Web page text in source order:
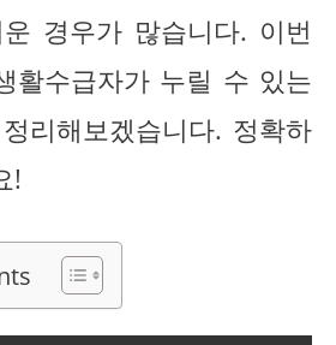
경우가 많습니다. 이번
활수급자가 누릴 수 있는
리해보겠습니다. 정확하
!